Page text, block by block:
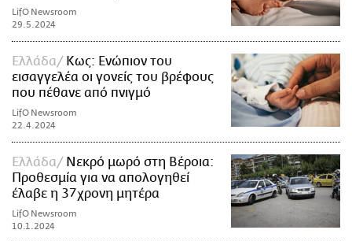
LifO Newsroom
29.5.2024
Ελλάδα
Κως: Ενώπιον του
εισαγγελέα οι γονείς του βρέφους
που πέθανε από πνιγμό
LifO Newsroom
22.4.2024
Ελλάδα
Νεκρό μωρό στη Βέροια:
Προθεσμία για να απολογηθεί
έλαβε η 37χρονη μητέρα
LifO Newsroom
10.1.2024